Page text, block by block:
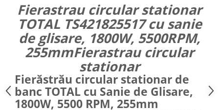
Fierastrau circular stationar
TOTAL TS421825517 cu sanie
de glisare, 1800W, 5500RPM,
255mmFierastrau circular
stationar
Fierăstrău circular stationar de
banc TOTAL cu Sanie de Glisare,
1800W, 5500 RPM, 255mm